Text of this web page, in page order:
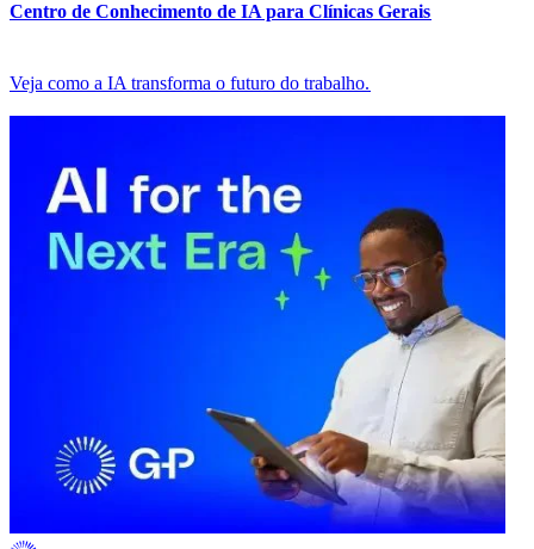
Centro de Conhecimento de IA para Clínicas Gerais​​
Veja como a IA transforma o futuro do trabalho.​​